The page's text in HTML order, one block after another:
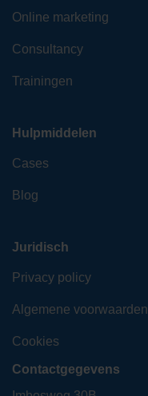
Online marketing
Consultancy
Trainingen
Hulpmiddelen
Cases
Blog
Juridisch
Privacy policy
Algemene voorwaarden
Cookies
Contactgegevens